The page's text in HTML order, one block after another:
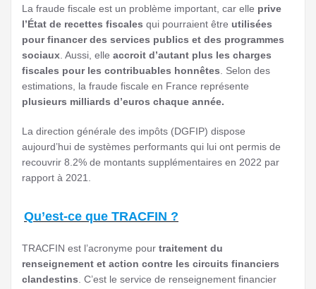
La fraude fiscale est un problème important, car elle prive
l’État de recettes fiscales qui pourraient être utilisées
pour financer des services publics et des programmes
sociaux . Aussi, elle accroit d’autant plus les charges
fiscales pour les contribuables honnêtes . Selon des
estimations, la fraude fiscale en France représente
plusieurs milliards d’euros chaque année.
La direction générale des impôts (DGFIP) dispose
aujourd’hui de systèmes performants qui lui ont permis de
recouvrir 8.2% de montants supplémentaires en 2022 par
rapport à 2021.
Qu’est-ce que TRACFIN ?
TRACFIN est l’acronyme pour traitement du
renseignement et action contre les circuits financiers
clandestins . C’est le service de renseignement financier